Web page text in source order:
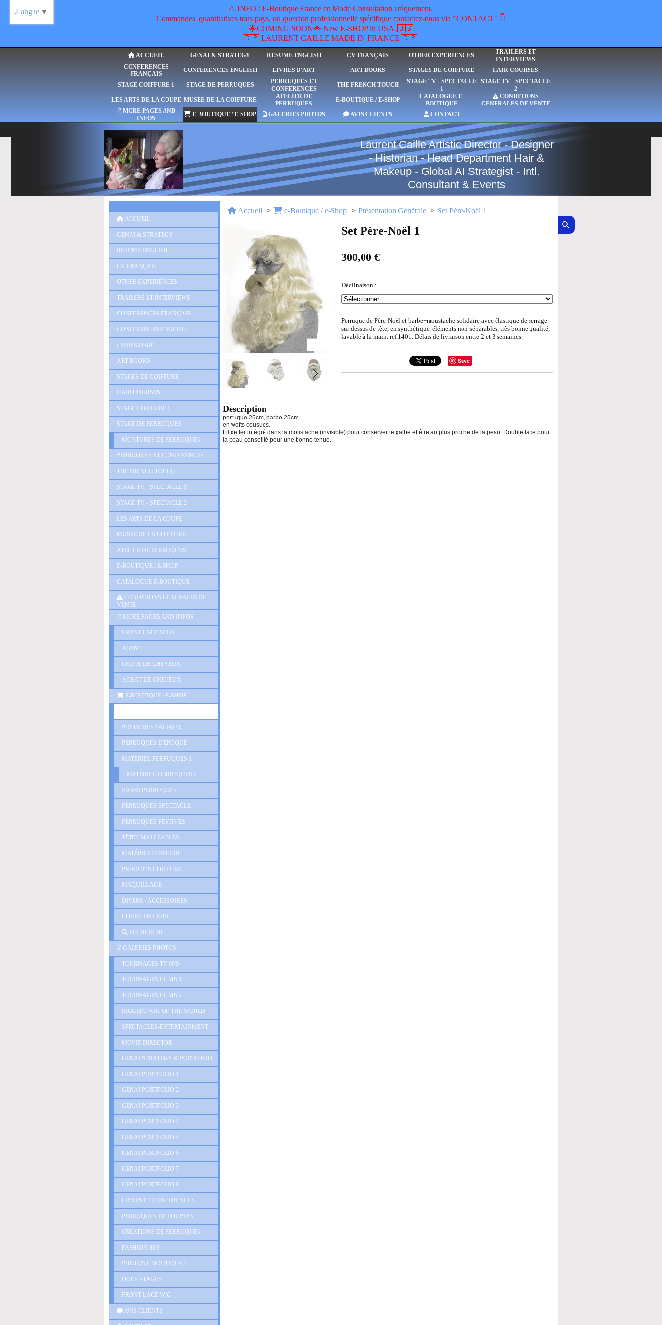
​⚠️ INFO : E-Boutique France en Mode Consultation uniquement.
Commandes quantitatives tous pays, ou question professionnelle spécifique contactez-nous via "CONTACT" 👇
🌟COMING SOON🌟 New E-SHOP in USA ,🇺🇸
🇨🇵 LAURENT CAILLE MADE IN FRANCE 🇨🇵
ACCUEIL GENAI & STRATEGY RESUME ENGLISH CV FRANÇAIS OTHER EXPERIENCES
TRAILERS ET
INTERVIEWS
CONFERENCES
FRANÇAIS
CONFERENCES ENGLISH LIVRES D'ART ART BOOKS STAGES DE COIFFURE HAIR COURSES
STAGE COIFFURE 1 STAGE DE PERRUQUES
PERRUQUES ET
CONFERENCES
THE FRENCH TOUCH
STAGE TV - SPECTACLE
1
STAGE TV - SPECTACLE
2
LES ARTS DE LA COUPE MUSEE DE LA COIFFURE
ATELIER DE
PERRUQUES
E-BOUTIQUE / E-SHOP
CATALOGUE E-
BOUTIQUE
CONDITIONS
GENERALES DE VENTE
MORE PAGES AND
INFOS
E-BOUTIQUE / E-SHOP GALERIES PHOTOS AVIS CLIENTS CONTACT
Laurent Caille Artistic Director - Designer
- Historian - Head Department Hair &
Makeup - Global AI Strategist - Intl.
Consultant & Events
ACCUEIL
GENAI & STRATEGY
RESUME ENGLISH
CV FRANÇAIS
OTHER EXPERIENCES
TRAILERS ET INTERVIEWS
CONFERENCES FRANÇAIS
CONFERENCES ENGLISH
LIVRES D'ART
ART BOOKS
STAGES DE COIFFURE
HAIR COURSES
STAGE COIFFURE 1
STAGE DE PERRUQUES
MONTURES DE PERRUQUES
PERRUQUES ET CONFERENCES
THE FRENCH TOUCH
STAGE TV - SPECTACLE 1
STAGE TV - SPECTACLE 2
LES ARTS DE LA COUPE
MUSEE DE LA COIFFURE
ATELIER DE PERRUQUES
E-BOUTIQUE / E-SHOP
CATALOGUE E-BOUTIQUE
CONDITIONS GENERALES DE
VENTE
MORE PAGES AND INFOS
FRONT LACE WIGS
AGENT
CHUTE DE CHEVEUX
ACHAT DE CHEVEUX
E-BOUTIQUE / E-SHOP
POSTICHES FACIAUX
PERRUQUES D'EPOQUE
MATÉRIEL PERRUQUES 1
MATÉRIEL PERRUQUES 2
BASES PERRUQUES
PERRUQUES SPECTACLE
PERRUQUES FESTIVES
TÊTES MALLÉABLES
MATÉRIEL COIFFURE
PRODUITS COIFFURE
MAQUILLAGE
DIVERS / ACCESSOIRES
COURS EN LIGNE
RECHERCHE
GALERIES PHOTOS
TOURNAGES TV 90'S
TOURNAGES FILMS 1
TOURNAGES FILMS 2
BIGGEST WIG OF THE WORLD
SPECTACLES-ENTERTAINMENT
MOVIE DIRECTOR
GENAI STRATEGY & PORTFOLIO
GENAI PORTFOLIO 1
GENAI PORTFOLIO 2
GENAI PORTFOLIO 3
GENAI PORTFOLIO 4
GENAI PORTFOLIO 5
GENAI PORTFOLIO 6
GENAI PORTFOLIO 7
GENAI PORTFOLIO 8
LIVRES ET CONFERENCES
PERRUQUES DE POUPEES
CREATIONS DE PERRUQUES
FASHION 80'S
PHOTOS E-BOUTIQUE 1
DOCS STAGES
FRONT LACE WIG
AVIS CLIENTS
Accueil e-Boutique / e-Shop Présentation Générale Set Père-Noël 1
Set Père-Noël 1
300,00 €
Déclinaison :
Perruque de Père-Noël et barbe+moustache solidaire avec élastique de serrage
sur dessus de tête, en synthétique, éléments non-séparables, très bonne qualité,
lavable à la main. ref 1401. Délais de livraison entre 2 et 3 semaines.
Save
Description
perruque 25cm, barbe 25cm.
en wefts cousues.
Fil de fer intégré dans la moustache (invisible) pour conserver le galbe et être au plus proche de la peau. Double face pour
la peau conseillé pour une bonne tenue.
Langue ▼